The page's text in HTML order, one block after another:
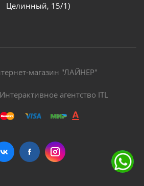
Целинный, 15/1)
магазин "ЛАЙНЕР"
агентство ITL